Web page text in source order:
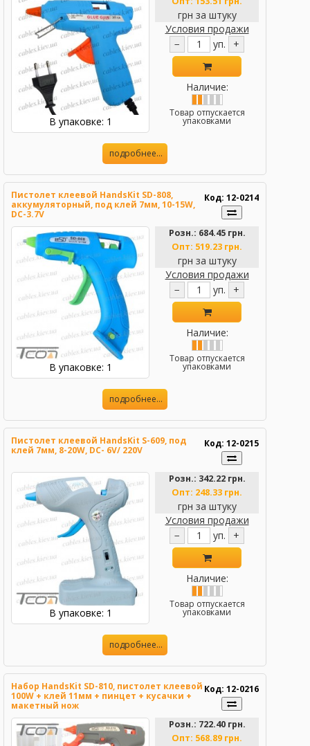
В упаковке: 1
грн за штуку
Условия продажи
−
уп. +
Наличие:
Товар отпускается
упаковками
подробнее...
Пистолет клеевой HandsKit SD-808,
аккумуляторный, под клей 7мм, 10-15W,
DC-3.7V
Код: 12-0214
В упаковке: 1
Розн.: 684.45 грн.
Опт: 519.23 грн.
грн за штуку
Условия продажи
−
уп. +
Наличие:
Товар отпускается
упаковками
подробнее...
Пистолет клеевой HandsKit S-609, под
клей 7мм, 8-20W, DC- 6V/ 220V
Код: 12-0215
В упаковке: 1
Розн.: 342.22 грн.
Опт: 248.33 грн.
грн за штуку
Условия продажи
−
уп. +
Наличие:
Товар отпускается
упаковками
подробнее...
Набор HandsKit SD-810, пистолет клеевой
100W + клей 11мм + пинцет + кусачки +
макетный нож
Код: 12-0216
Розн.: 722.40 грн.
Опт: 568.89 грн.